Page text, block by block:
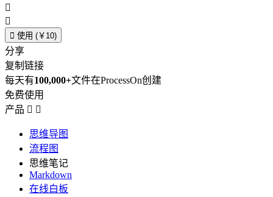


 使用 (￥10)
分享
复制链接
每天有100,000+文件在ProcessOn创建
免费使用
产品  
思维导图
流程图
思维笔记
Markdown
在线白板